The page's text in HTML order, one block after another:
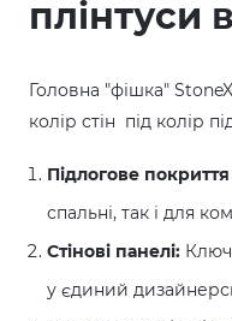
плінтуси
Головна "фішка"
колір стін під колір
Підлогове покриття
спальні, так і для
Стінові панелі:
у єдиний